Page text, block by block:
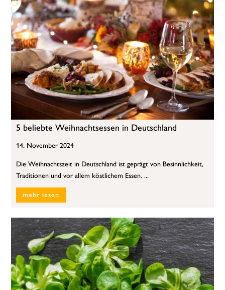
5 beliebte Weihnachtsessen in Deutschland
14. November 2024
Die Weihnachtszeit in Deutschland ist geprägt von Besinnlichkeit,
Traditionen und vor allem köstlichem Essen. ...
mehr lesen